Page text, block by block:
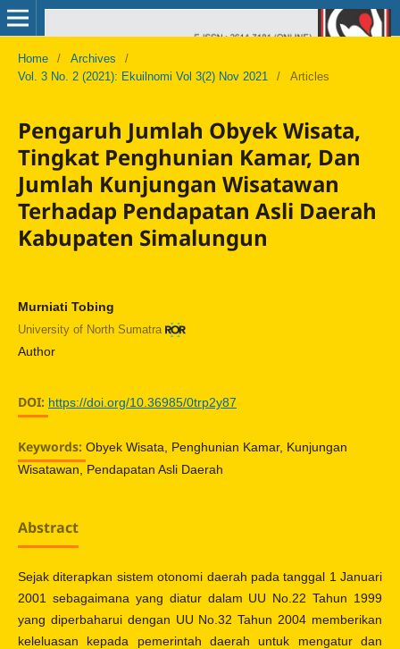
Home / Archives
/
Vol. 3 No. 2 (2021): Ekuilnomi Vol 3(2) Nov 2021
/ Articles
Pengaruh Jumlah Obyek Wisata,
Tingkat Penghunian Kamar, Dan
Jumlah Kunjungan Wisatawan
Terhadap Pendapatan Asli Daerah
Kabupaten Simalungun
Murniati Tobing
University of North Sumatra
Author
DOI: https://doi.org/10.36985/0trp2y87
Keywords: Obyek Wisata, Penghunian Kamar, Kunjungan
Wisatawan, Pendapatan Asli Daerah
Abstract
Sejak diterapkan sistem otonomi daerah pada tanggal 1 Januari
2001 sebagaimana yang diatur dalam UU No.22 Tahun 1999
yang diperbaharui dengan UU No.32 Tahun 2004 memberikan
keleluasan kepada pemerintah daerah untuk mengatur dan